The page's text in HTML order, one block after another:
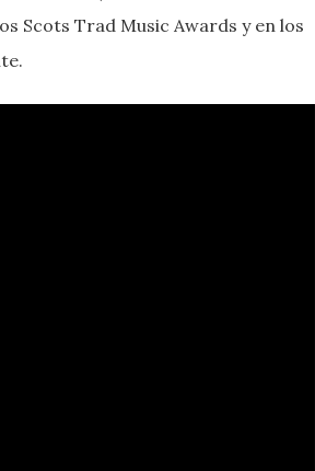
Scots Trad Music Awards y en los